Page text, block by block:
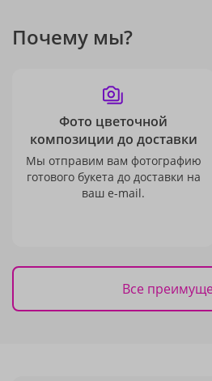
Почему мы?
Фото цветочной
композиции до доставки
Мы отправим вам фотографию
готового букета до доставки на
ваш e-mail.
Все